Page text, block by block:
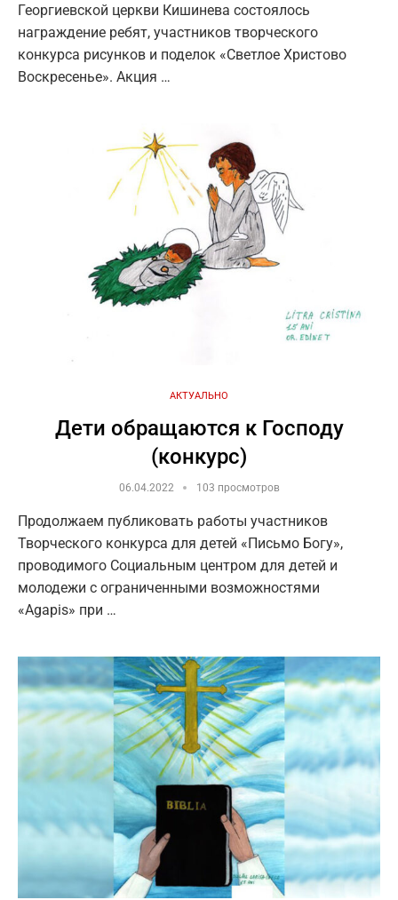
Георгиевской церкви Кишинева состоялось
награждение ребят, участников творческого
конкурса рисунков и поделок «Светлое Христово
Воскресенье». Акция …
АКТУАЛЬНО
Дети обращаются к Господу
(конкурс)
06.04.2022 103 просмотров
Продолжаем публиковать работы участников
Творческого конкурса для детей «Письмо Богу»,
проводимого Социальным центром для детей и
молодежи с ограниченными возможностями
«Agapis» при …